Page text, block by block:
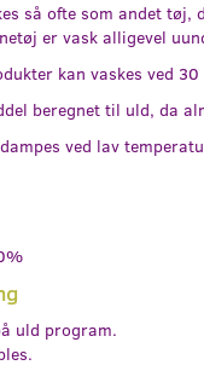
så ofte som andet
er vask alligevel
kan vaskes ved
beregnet til uld, da
ved lav
uld program.